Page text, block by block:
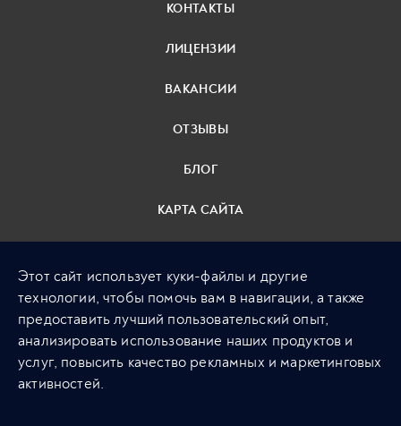
КОНТАКТЫ
ЛИЦЕНЗИИ
ВАКАНСИИ
ОТЗЫВЫ
БЛОГ
КАРТА САЙТА
КОНФИДЕНЦИАЛЬНОСТИ
+ 7 (495) 789 20 05
Дом 3, Стр. 4
Этот сайт использует куки-файлы и другие
технологии, чтобы помочь вам в навигации, а также
предоставить лучший пользовательский опыт,
анализировать использование наших продуктов и
услуг, повысить качество рекламных и маркетинговых
активностей.